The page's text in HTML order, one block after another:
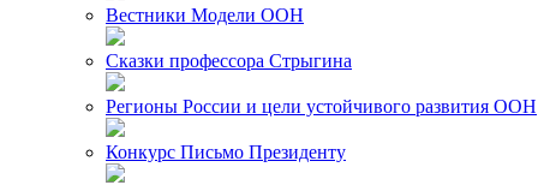
Вестники Модели ООН
Сказки профессора Стрыгина
Регионы России и цели устойчивого развития ООН
Конкурс Письмо Президенту